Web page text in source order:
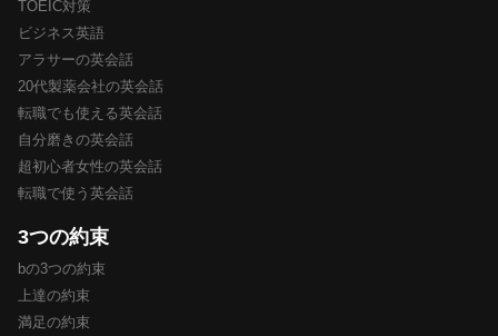
TOEIC対策
ビジネス英語
アラサーの英会話
20代製薬会社の英会話
転職でも使える英会話
自分磨きの英会話
超初心者女性の英会話
転職で使う英会話
3つの約束
bの3つの約束
上達の約束
満足の約束